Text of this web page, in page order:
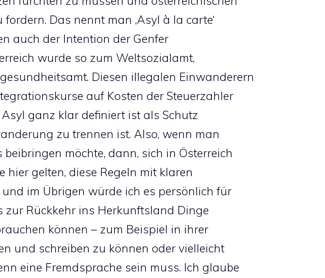
Das nennt man ‚Asyl à la carte‘
auch der Intention der Genfer
wurde so zum Weltsozialamt,
Diesen illegalen Einwanderern
auf Kosten der Steuerzahler
ganz klar definiert ist als Schutz
zu trennen ist. Also, wenn man
möchte, dann, sich in Österreich
hier gelten, diese Regeln mit klaren
im Übrigen würde ich es persönlich für
zur Rückkehr ins Herkunftsland Dinge
können – zum Beispiel in ihrer
und schreiben zu können oder vielleicht
eine Fremdsprache sein muss. Ich glaube